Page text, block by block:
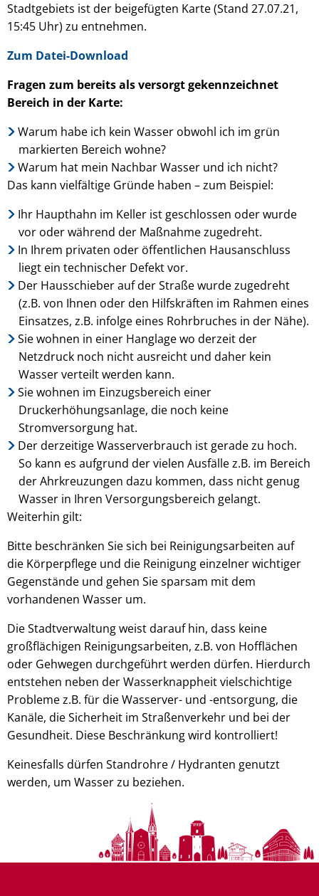
Stadtgebiets ist der beigefügten Karte (Stand 27.07.21,
15:45 Uhr) zu entnehmen.
Zum Datei-Download
Fragen zum bereits als versorgt gekennzeichnet
Bereich in der Karte:
Warum habe ich kein Wasser obwohl ich im grün
markierten Bereich wohne?
Warum hat mein Nachbar Wasser und ich nicht?
Das kann vielfältige Gründe haben – zum Beispiel:
Ihr Haupthahn im Keller ist geschlossen oder wurde
vor oder während der Maßnahme zugedreht.
In Ihrem privaten oder öffentlichen Hausanschluss
liegt ein technischer Defekt vor.
Der Hausschieber auf der Straße wurde zugedreht
(z.B. von Ihnen oder den Hilfskräften im Rahmen eines
Einsatzes, z.B. infolge eines Rohrbruches in der Nähe).
Sie wohnen in einer Hanglage wo derzeit der
Netzdruck noch nicht ausreicht und daher kein
Wasser verteilt werden kann.
Sie wohnen im Einzugsbereich einer
Druckerhöhungsanlage, die noch keine
Stromversorgung hat.
Der derzeitige Wasserverbrauch ist gerade zu hoch.
So kann es aufgrund der vielen Ausfälle z.B. im Bereich
der Ahrkreuzungen dazu kommen, dass nicht genug
Wasser in Ihren Versorgungsbereich gelangt.
Weiterhin gilt:
Bitte beschränken Sie sich bei Reinigungsarbeiten auf
die Körperpflege und die Reinigung einzelner wichtiger
Gegenstände und gehen Sie sparsam mit dem
vorhandenen Wasser um.
Die Stadtverwaltung weist darauf hin, dass keine
großflächigen Reinigungsarbeiten, z.B. von Hofflächen
oder Gehwegen durchgeführt werden dürfen. Hierdurch
entstehen neben der Wasserknappheit vielschichtige
Probleme z.B. für die Wasserver- und -entsorgung, die
Kanäle, die Sicherheit im Straßenverkehr und bei der
Gesundheit. Diese Beschränkung wird kontrolliert!
Keinesfalls dürfen Standrohre / Hydranten genutzt
werden, um Wasser zu beziehen.